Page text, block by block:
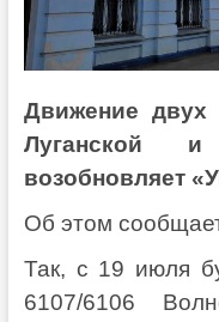
Движение двух
Луганской и
возобновляет
Об этом
Так, с 19 июля
6107/6106